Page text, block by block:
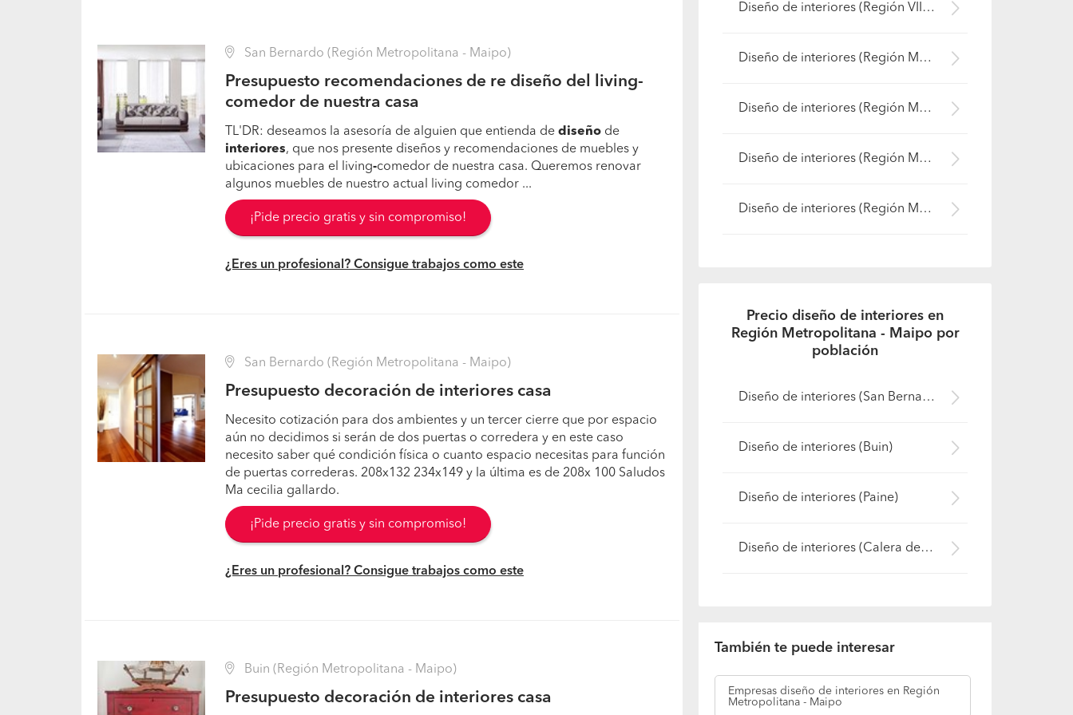
San Bernardo (Región Metropolitana - Maipo)
Presupuesto recomendaciones de re diseño del living-
comedor de nuestra casa
TL'DR: deseamos la asesoría de alguien que entienda de diseño de
interiores, que nos presente diseños y recomendaciones de muebles y
ubicaciones para el living-comedor de nuestra casa. Queremos renovar
algunos muebles de nuestro actual living comedor ...
¡Pide precio gratis y sin compromiso!
¿Eres un profesional? Consigue trabajos como este
San Bernardo (Región Metropolitana - Maipo)
Presupuesto decoración de interiores casa
Necesito cotización para dos ambientes y un tercer cierre que por espacio
aún no decidimos si serán de dos puertas o corredera y en este caso
necesito saber qué condición física o cuanto espacio necesitas para función
de puertas correderas. 208x132 234x149 y la última es de 208x 100 Saludos
Ma cecilia gallardo.
¡Pide precio gratis y sin compromiso!
¿Eres un profesional? Consigue trabajos como este
Buin (Región Metropolitana - Maipo)
Presupuesto decoración de interiores casa
Diseño de interiores (Región VIII Biobío - Bío-Bío)
Diseño de interiores (Región Metropolitana - Cordillera)
Diseño de interiores (Región Metropolitana - Santiago)
Diseño de interiores (Región Metropolitana - Talagante)
Diseño de interiores (Región Metropolitana - Melipilla)
Precio diseño de interiores en
Región Metropolitana - Maipo por
población
Diseño de interiores (San Bernardo)
Diseño de interiores (Buin)
Diseño de interiores (Paine)
Diseño de interiores (Calera de Tango)
También te puede interesar
Empresas diseño de interiores en Región
Metropolitana - Maipo